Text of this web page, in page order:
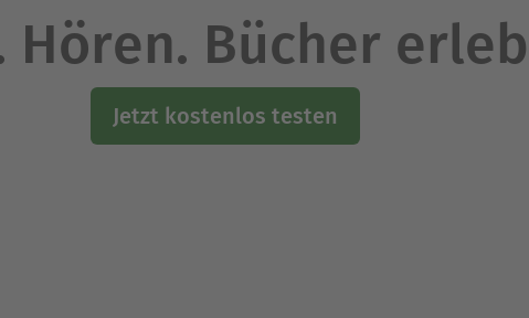
Hören. Bücher
Jetzt kostenlos testen